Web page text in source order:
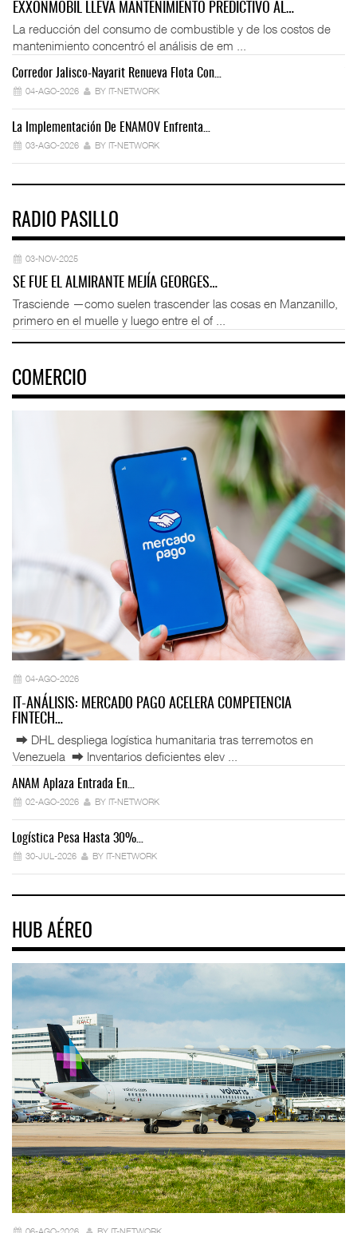
EXXONMOBIL LLEVA MANTENIMIENTO PREDICTIVO AL…
La reducción del consumo de combustible y de los costos de
mantenimiento concentró el análisis de em ...
Corredor Jalisco-Nayarit Renueva Flota Con…
04-AGO-2026 BY IT-NETWORK
La Implementación De ENAMOV Enfrenta…
03-AGO-2026 BY IT-NETWORK
RADIO PASILLO
03-NOV-2025
SE FUE EL ALMIRANTE MEJÍA GEORGES…
Trasciende —como suelen trascender las cosas en Manzanillo,
primero en el muelle y luego entre el of ...
COMERCIO
04-AGO-2026
IT-ANÁLISIS: MERCADO PAGO ACELERA COMPETENCIA
FINTECH…
⮕ DHL despliega logística humanitaria tras terremotos en
Venezuela ⮕ Inventarios deficientes elev ...
ANAM Aplaza Entrada En…
02-AGO-2026 BY IT-NETWORK
Logística Pesa Hasta 30%…
30-JUL-2026 BY IT-NETWORK
HUB AÉREO